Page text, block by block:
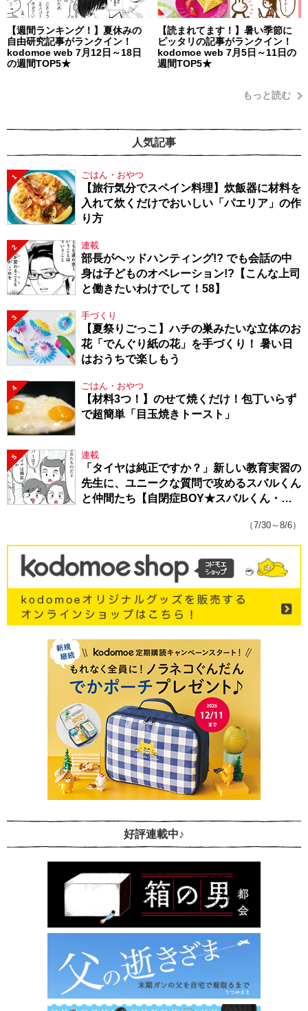
【週間ランキング！】夏休みの
自由研究記事がランクイン！
kodomoe web 7月12日～18日
の週間TOP5★
【読まれてます！】暑い季節に
ピッタリの記事がランクイン！
kodomoe web 7月5日～11日の
週間TOP5★
もっと読む
人気記事
1 ごはん・おやつ
【旅行気分でスペイン料理】炊飯器に材料を
入れて炊くだけでおいしい「パエリア」の作
り方
2 連載
部長がヘッドハンティング!? でも会話の中
身は子どものオペレーション!?【こんな上司
と働きたいわけでして！58】
3 手づくり
【夏祭りごっこ】ハチの巣みたいな立体のお
花「でんぐり紙の花」を手づくり！ 暑い日
はおうちで楽しもう
4 ごはん・おやつ
【材料3つ！】のせて焼くだけ！包丁いらず
で超簡単「目玉焼きトースト」
5 連載
「タイヤは純正ですか？」新しい教育実習の
先生に、ユニークな質問で攻めるスバルくん
と仲間たち【自閉症BOY★スバルくん・
（7/30～8/6）
好評連載中♪